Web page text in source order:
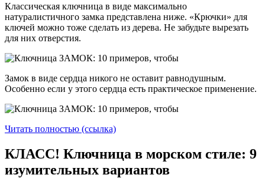
Классическая ключница в виде максимально
натуралистичного замка представлена ниже. «Крючки» для
ключей можно тоже сделать из дерева. Не забудьте вырезать
для них отверстия.
Замок в виде сердца никого не оставит равнодушным.
Особенно если у этого сердца есть практическое применение.
Читать полностью (ссылка)
КЛАСС! Ключница в морском стиле: 9
изумительных вариантов